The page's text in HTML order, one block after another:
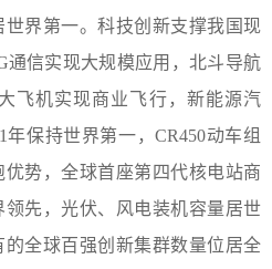
界第一。科技创新支撑我国现
通信实现大规模应用，北斗导航
飞机实现商业飞行，新能源汽
保持世界第一，CR450动车组
势，全球首座第四代核电站商
先，光伏、风电装机容量居世
的全球百强创新集群数量位居全